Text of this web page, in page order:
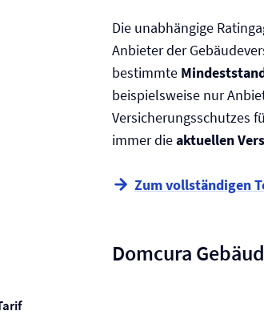
Die unabhängige
Anbieter der
bestimmte
beispielsweise nur
Versicherungsschutzes
immer dieaktuellen
Zum vollständigen
Domcura